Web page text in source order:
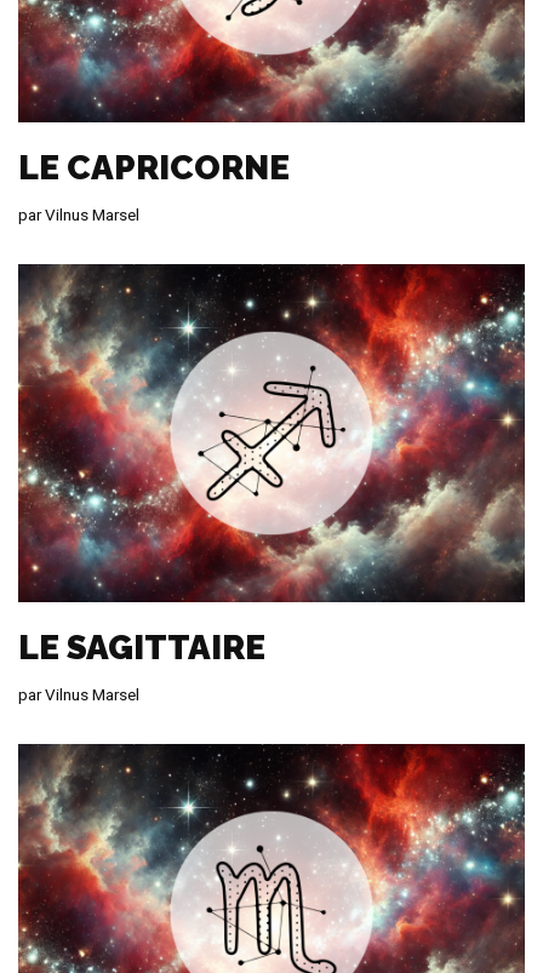
LE CAPRICORNE
parVilnus Marsel
LE SAGITTAIRE
parVilnus Marsel